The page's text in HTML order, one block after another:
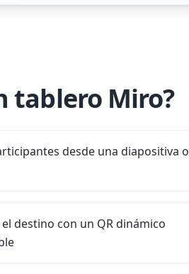
tablero Miro?
desde una diapositiva o
destino con un QR dinámico